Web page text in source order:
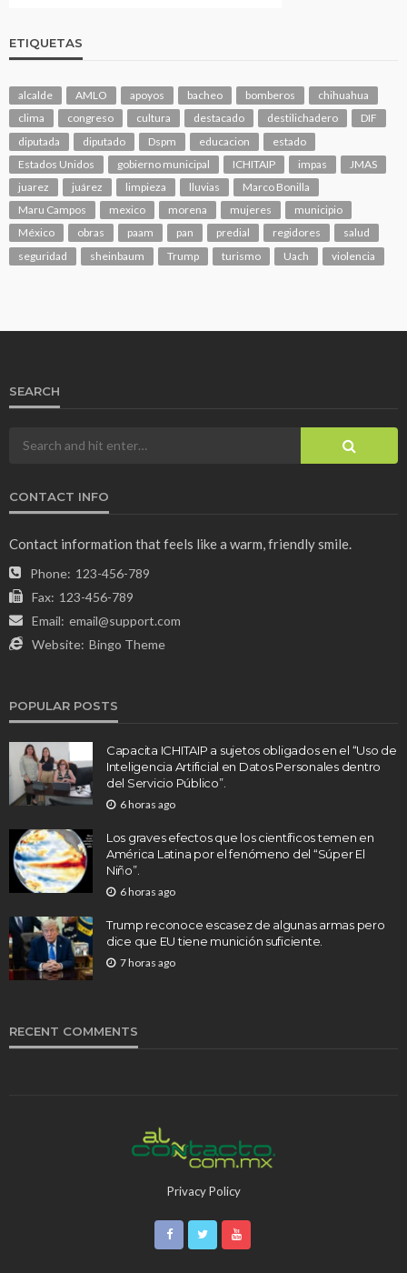
ETIQUETAS
alcalde AMLO apoyos bacheo bomberos
chihuahua
clima
congreso cultura destacado destilichadero
DIF
diputada
diputado Dspm educacion
estado
Estados Unidos
gobierno municipal ICHITAIP impas
JMAS
juarez
juárez limpieza lluvias
Marco Bonilla
Maru Campos
mexico morena mujeres
municipio
México
obras paam pan predial regidores
salud
seguridad
sheinbaum Trump turismo Uach violencia
SEARCH
CONTACT INFO
Contact information that feels like a warm, friendly smile.
Phone: 123-456-789
Fax: 123-456-789
Email: email@support.com
Website: Bingo Theme
POPULAR POSTS
Capacita ICHITAIP a sujetos obligados en el “Uso de
Inteligencia Artificial en Datos Personales dentro
del Servicio Público”.
6 horas ago
Los graves efectos que los científicos temen en
América Latina por el fenómeno del “Súper El
Niño”.
6 horas ago
Trump reconoce escasez de algunas armas pero
dice que EU tiene munición suficiente.
7 horas ago
RECENT COMMENTS
Privacy Policy